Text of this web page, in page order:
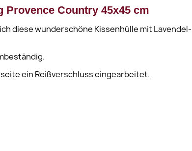
Provence Country 45x45 cm
diese wunderschöne Kissenhülle mit
ein Reißverschluss eingearbeitet.